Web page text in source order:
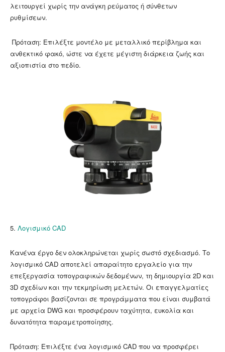
λειτουργεί χωρίς την ανάγκη ρεύματος ή σύνθετων
ρυθμίσεων.
Πρόταση: Επιλέξτε μοντέλο με μεταλλικό περίβλημα και
ανθεκτικό φακό, ώστε να έχετε μέγιστη διάρκεια ζωής και
αξιοπιστία στο πεδίο.
5. Λογισμικό CAD
Κανένα έργο δεν ολοκληρώνεται χωρίς σωστό σχεδιασμό. Το
λογισμικό CAD αποτελεί απαραίτητο εργαλείο για την
επεξεργασία τοπογραφικών δεδομένων, τη δημιουργία 2D και
3D σχεδίων και την τεκμηρίωση μελετών. Οι επαγγελματίες
τοπογράφοι βασίζονται σε προγράμματα που είναι συμβατά
με αρχεία DWG και προσφέρουν ταχύτητα, ευκολία και
δυνατότητα παραμετροποίησης.
Πρόταση: Επιλέξτε ένα λογισμικό CAD που να προσφέρει